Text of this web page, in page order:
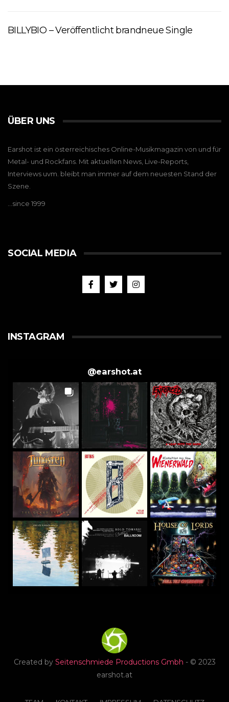
BILLYBIO – Veröffentlicht brandneue Single
ÜBER UNS
Earshot ist ein österreichisches Online-Musikmagazin von und für
Metal- und Rockfans. Mit aktuellen News, Live-Reports,
Interviews uvm. bleibt man immer auf dem neuesten Stand der
Szene.
…since 1999
SOCIAL MEDIA
INSTAGRAM
@earshot.at
Created by Seitenschmiede Productions Gmbh - © 2023
earshot.at